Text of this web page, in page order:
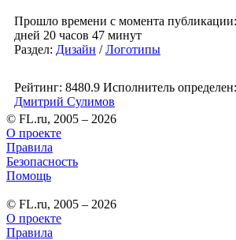
Прошло времени с момента публикации:
дней 20 часов 47 минут
Раздел: Дизайн /Логотипы
Рейтинг: 8480.9 Исполнитель определен:
Дмитрий Сулимов
© FL.ru, 2005 – 2026
О проекте
Правила
Безопасность
Помощь
© FL.ru, 2005 – 2026
О проекте
Правила